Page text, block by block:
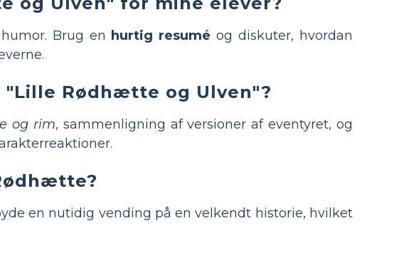
Brug en hurtig resumé og diskuter, hvordan
Rødhætte og Ulven"?
og rim, sammenligning af versioner af eventyret, og
en nutidig vending på en velkendt historie, hvilket